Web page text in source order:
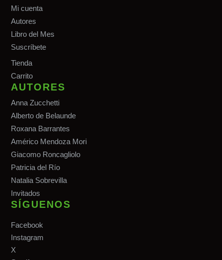
Mi cuenta
Autores
Libro del Mes
Suscríbete
Tienda
Carrito
AUTORES
Anna Zucchetti
Alberto de Belaunde
Roxana Barrantes
Américo Mendoza Mori
Giacomo Roncagliolo
Patricia del Río
Natalia Sobrevilla
Invitados
SÍGUENOS
Facebook
Instagram
X